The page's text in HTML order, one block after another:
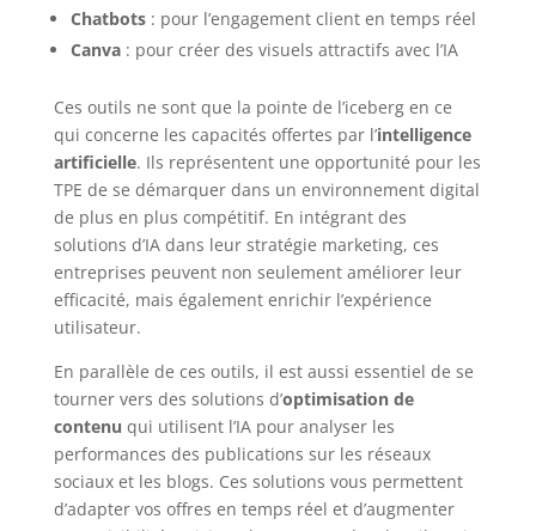
Chatbots: pour l’engagement client en temps réel
Canva: pour créer des visuels attractifs avec l’IA
Ces outils ne sont que la pointe de l’iceberg en ce
qui concerne les capacités offertes par l’intelligence
artificielle. Ils représentent une opportunité pour les
TPE de se démarquer dans un environnement digital
de plus en plus compétitif. En intégrant des
solutions d’IA dans leur stratégie marketing, ces
entreprises peuvent non seulement améliorer leur
efficacité, mais également enrichir l’expérience
utilisateur.
En parallèle de ces outils, il est aussi essentiel de se
tourner vers des solutions d’optimisation de
contenu qui utilisent l’IA pour analyser les
performances des publications sur les réseaux
sociaux et les blogs. Ces solutions vous permettent
d’adapter vos offres en temps réel et d’augmenter